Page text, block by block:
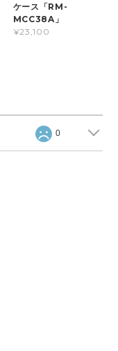
ケース「RM-
MCC38A」
¥23,100
0